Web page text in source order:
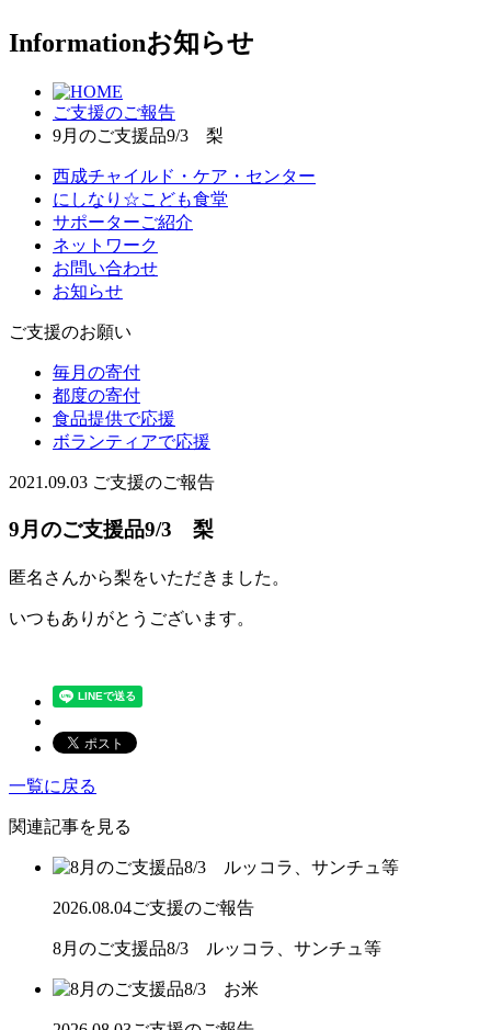
Informationお知らせ
ご支援のご報告
9月のご支援品9/3 梨
西成チャイルド・ケア・センター
にしなり☆こども食堂
サポーターご紹介
ネットワーク
お問い合わせ
お知らせ
ご支援のお願い
毎月の寄付
都度の寄付
食品提供で応援
ボランティアで応援
2021.09.03 ご支援のご報告
9月のご支援品9/3 梨
匿名さんから梨をいただきました。
いつもありがとうございます。
一覧に戻る
関連記事を見る
2026.08.04ご支援のご報告
8月のご支援品8/3 ルッコラ、サンチュ等